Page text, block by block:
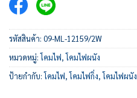
รหัสสินค้า: 09-ML-12159/2W
หมวดหมู่:โคมไฟ,โคมไฟผนัง
ป้ายกำกับ:โคมไฟ,โคมไฟกิ่ง,โคมไฟผนัง